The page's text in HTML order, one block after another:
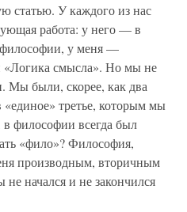
статью. У каждого из нас
работа: у него — в
у меня —
«Логика смысла». Но мы не
Мы были, скорее, как два
«единое» третье, которым мы
философии всегда был
«фило»? Философия,
производным, вторичным
начался и не закончился